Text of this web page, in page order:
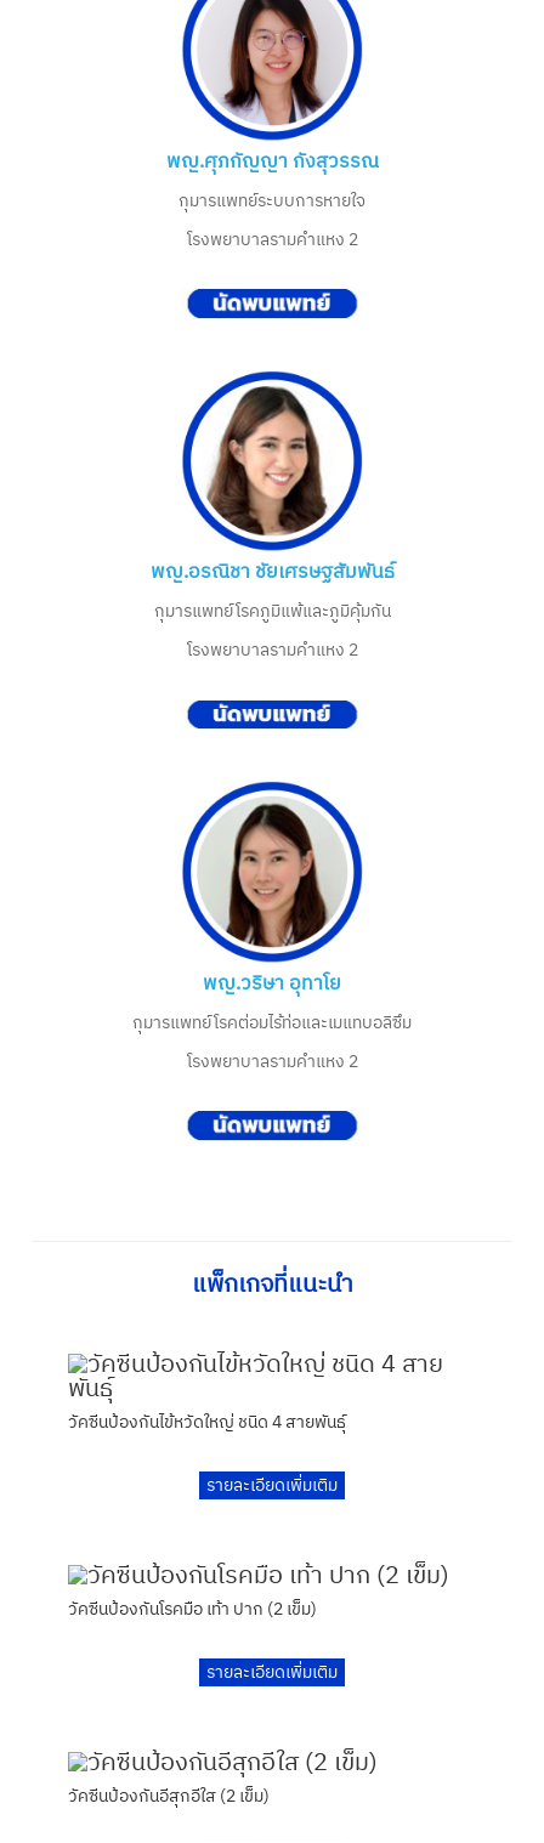
พญ.ศุภกัญญา กังสุวรรณ
กุมารแพทย์ระบบการหายใจ
โรงพยาบาลรามคำแหง 2
พญ.อรณิชา ชัยเศรษฐสัมพันธ์
กุมารแพทย์โรคภูมิแพ้และภูมิคุ้มกัน
โรงพยาบาลรามคำแหง 2
พญ.วริษา อุทาโย
กุมารแพทย์โรคต่อมไร้ท่อและเมแทบอลิซึม
โรงพยาบาลรามคำแหง 2
แพ็กเกจที่แนะนำ
วัคซีนป้องกันไข้หวัดใหญ่ ชนิด 4 สายพันธุ์
รายละเอียดเพิ่มเติม
วัคซีนป้องกันโรคมือ เท้า ปาก (2 เข็ม)
รายละเอียดเพิ่มเติม
วัคซีนป้องกันอีสุกอีใส (2 เข็ม)